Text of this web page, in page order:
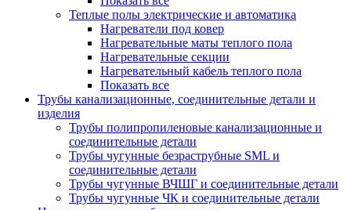
Теплые полы электрические и автоматика
Нагреватели под ковер
Нагревательные маты теплого пола
Нагревательные секции
Нагревательный кабель теплого пола
Показать все
Трубы канализационные, соединительные детали и
изделия
Трубы полипропиленовые канализационные и
соединительные детали
Трубы чугунные безраструбные SML и
соединительные детали
Трубы чугунные ВЧШГ и соединительные детали
Трубы чугунные ЧК и соединительные детали